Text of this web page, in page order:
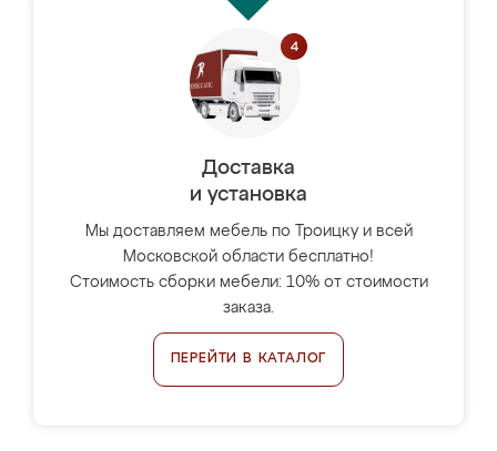
Доставка
и установка
Мы доставляем мебель по Троицку и всей
Московской области бесплатно!
Стоимость сборки мебели: 10% от стоимости
заказа.
ПЕРЕЙТИ В КАТАЛОГ